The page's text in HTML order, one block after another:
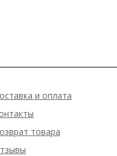
и оплата
товара